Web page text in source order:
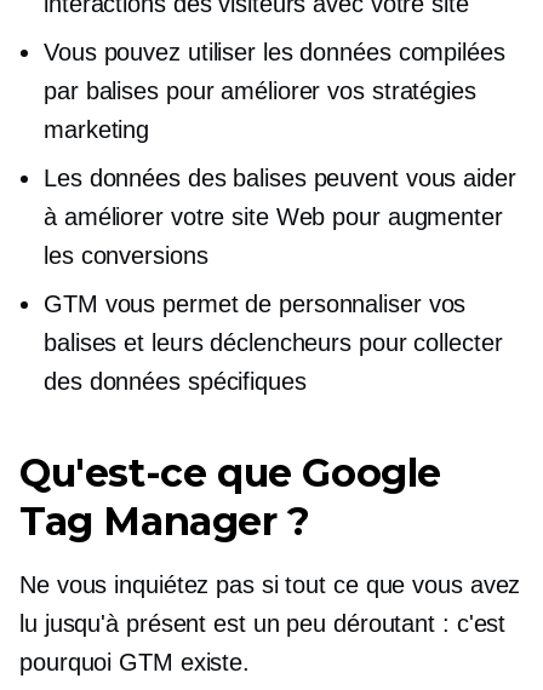
Vous pouvez utiliser les données compilées
par balises pour améliorer vos stratégies
marketing
Les données des balises peuvent vous aider
à améliorer votre site Web pour augmenter
les conversions
GTM vous permet de personnaliser vos
balises et leurs déclencheurs pour collecter
des données spécifiques
Qu'est-ce que Google
Tag Manager ?
Ne vous inquiétez pas si tout ce que vous avez
lu jusqu'à présent est un peu déroutant : c'est
pourquoi GTM existe.